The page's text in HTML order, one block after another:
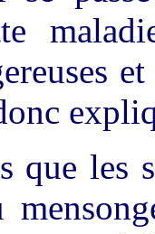
que les